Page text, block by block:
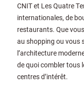
CNIT et Les Quatre
internationales, de
restaurants. Que
au shopping ou vous
l’architecture
de quoi combler tous
centres d’intérêt.